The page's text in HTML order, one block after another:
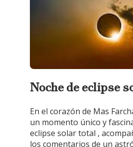
Noche de eclipse
En el corazón de Mas
un momento único y
eclipse solar total ,
los comentarios de un